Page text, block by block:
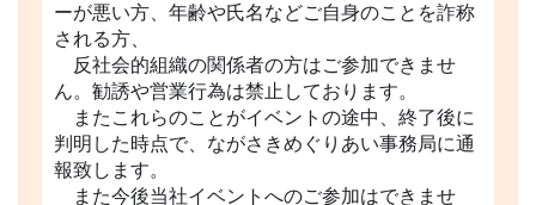
ーが悪い方、年齢や氏名などご自身のことを詐称
される方、
反社会的組織の関係者の方はご参加できませ
ん。勧誘や営業行為は禁止しております。
またこれらのことがイベントの途中、終了後に
判明した時点で、ながさきめぐりあい事務局に通
報致します。
また今後当社イベントへのご参加はできませ